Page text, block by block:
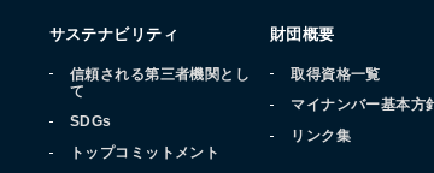
サステナビリティ
信頼される第三者機関とし
て
SDGs
トップコミットメント
財団概要
取得資格一覧
マイナンバー基本方
リンク集